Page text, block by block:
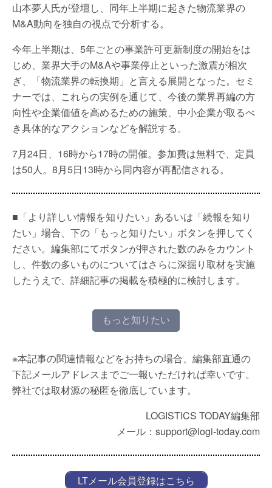
山本夢人氏が登壇し、同年上半期に起きた物流業界の
M&A動向を独自の視点で分析する。
今年上半期は、5年ごとの事業許可更新制度の開始をは
じめ、業界大手のM&Aや事業停止といった激震が相次
ぎ、「物流業界の転換期」と言える展開となった。セミ
ナーでは、これらの実例を通じて、今後の業界再編の方
向性や企業価値を高めるための施策、中小企業が取るべ
き具体的なアクションなどを解説する。
7月24日、16時から17時の開催。参加費は無料で、定員
は50人。8月5日13時から同内容が再配信される。
■「より詳しい情報を知りたい」あるいは「続報を知り
たい」場合、下の「もっと知りたい」ボタンを押してく
ださい。編集部にてボタンが押された数のみをカウント
し、件数の多いものについてはさらに深掘り取材を実施
したうえで、詳細記事の掲載を積極的に検討します。
もっと知りたい
※本記事の関連情報などをお持ちの場合、編集部直通の
下記メールアドレスまでご一報いただければ幸いです。
弊社では取材源の秘匿を徹底しています。
LOGISTICS TODAY編集部
メール：support@logi-today.com
LTメール会員登録はこちら